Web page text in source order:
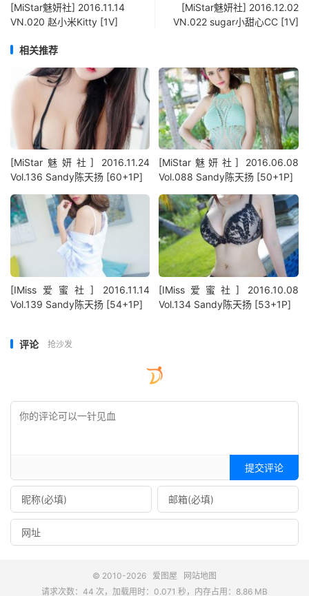
[MiStar魅妍社] 2016.11.14
VN.020 赵小米Kitty [1V]
[MiStar魅妍社] 2016.12.02
VN.022 sugar小甜心CC [1V]
相关推荐
[MiStar魅妍社] 2016.11.24
Vol.136 Sandy陈天扬 [60+1P]
[MiStar魅妍社] 2016.06.08
Vol.088 Sandy陈天扬 [50+1P]
[IMiss爱蜜社] 2016.11.14
Vol.139 Sandy陈天扬 [54+1P]
[IMiss爱蜜社] 2016.10.08
Vol.134 Sandy陈天扬 [53+1P]
评论 抢沙发
提交评论
© 2010-2026 爱图屋
网站地图
请求次数：44 次，加载用时：0.071 秒，内存占用：8.86 MB